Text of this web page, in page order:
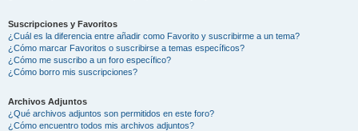
Suscripciones y Favoritos
¿Cuál es la diferencia entre añadir como Favorito y suscribirme a un tema?
¿Cómo marcar Favoritos o suscribirse a temas específicos?
¿Cómo me suscribo a un foro específico?
¿Cómo borro mis suscripciones?
Archivos Adjuntos
¿Qué archivos adjuntos son permitidos en este foro?
¿Cómo encuentro todos mis archivos adjuntos?